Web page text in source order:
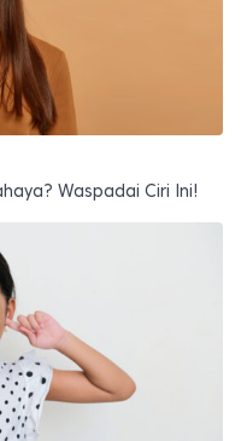
Waspadai Ciri Ini!